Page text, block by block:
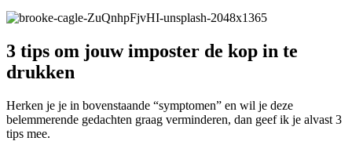
3 tips om jouw imposter de kop in te
drukken
Herken je je in bovenstaande “symptomen” en wil je deze
belemmerende gedachten graag verminderen, dan geef ik je alvast 3
tips mee.